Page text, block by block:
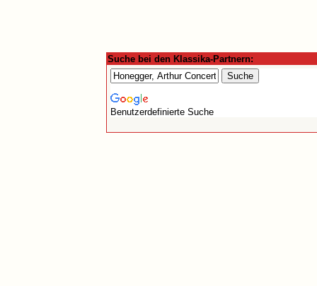
Suche bei den Klassika-Partnern:
Benutzerdefinierte Suche